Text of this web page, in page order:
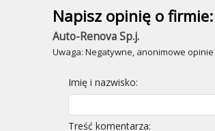
Napisz opinię o firmie:
Auto-Renova Sp.j.
Uwaga: Negatywne, anonimowe
Imię i nazwisko:
Treść komentarza: